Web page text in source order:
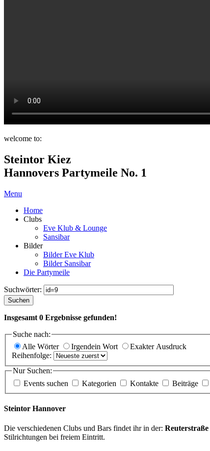
welcome to:
Steintor Kiez
Hannovers Partymeile No. 1
Menu
Home
Clubs
Eve Klub & Lounge
Sansibar
Bilder
Bilder Eve Klub
Bilder Sansibar
Die Partymeile
Suchwörter:
Suchen
Insgesamt 0 Ergebnisse gefunden!
Suche nach:
Alle Wörter
Irgendein Wort
Exakter Ausdruck
Reihenfolge:
Nur Suchen:
Events suchen
Kategorien Kontakte Beiträge
Steintor Hannover
Die verschiedenen Clubs und Bars findet ihr in der: Reuterstraße
Stilrichtungen bei freiem Eintritt.